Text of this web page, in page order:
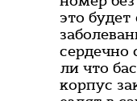
это будет
сердечно
ли что
корпус